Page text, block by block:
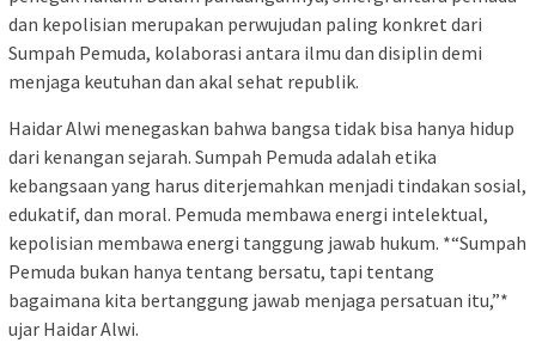
dan kepolisian merupakan perwujudan paling konkret dari
Sumpah Pemuda, kolaborasi antara ilmu dan disiplin demi
menjaga keutuhan dan akal sehat republik.
Haidar Alwi menegaskan bahwa bangsa tidak bisa hanya hidup
dari kenangan sejarah. Sumpah Pemuda adalah etika
kebangsaan yang harus diterjemahkan menjadi tindakan sosial,
edukatif, dan moral. Pemuda membawa energi intelektual,
kepolisian membawa energi tanggung jawab hukum. *“Sumpah
Pemuda bukan hanya tentang bersatu, tapi tentang
bagaimana kita bertanggung jawab menjaga persatuan itu,”*
ujar Haidar Alwi.